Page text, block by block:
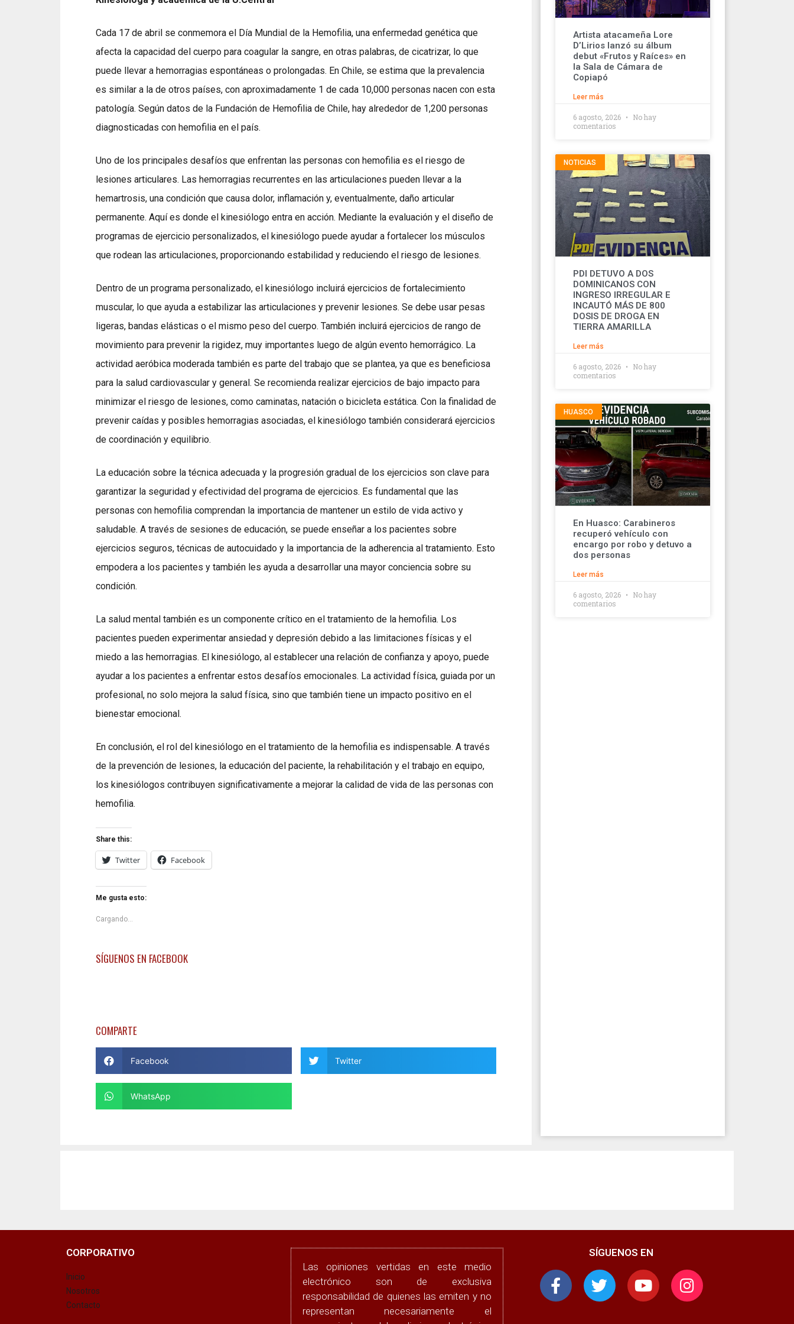
Cada 17 de abril se conmemora el Día Mundial de la Hemofilia, una enfermedad genética que
afecta la capacidad del cuerpo para coagular la sangre, en otras palabras, de cicatrizar, lo que
puede llevar a hemorragias espontáneas o prolongadas. En Chile, se estima que la prevalencia
es similar a la de otros países, con aproximadamente 1 de cada 10,000 personas nacen con esta
patología. Según datos de la Fundación de Hemofilia de Chile, hay alrededor de 1,200 personas
diagnosticadas con hemofilia en el país.
Uno de los principales desafíos que enfrentan las personas con hemofilia es el riesgo de
lesiones articulares. Las hemorragias recurrentes en las articulaciones pueden llevar a la
hemartrosis, una condición que causa dolor, inflamación y, eventualmente, daño articular
permanente. Aquí es donde el kinesiólogo entra en acción. Mediante la evaluación y el diseño de
programas de ejercicio personalizados, el kinesiólogo puede ayudar a fortalecer los músculos
que rodean las articulaciones, proporcionando estabilidad y reduciendo el riesgo de lesiones.
Dentro de un programa personalizado, el kinesiólogo incluirá ejercicios de fortalecimiento
muscular, lo que ayuda a estabilizar las articulaciones y prevenir lesiones. Se debe usar pesas
ligeras, bandas elásticas o el mismo peso del cuerpo. También incluirá ejercicios de rango de
movimiento para prevenir la rigidez, muy importantes luego de algún evento hemorrágico. La
actividad aeróbica moderada también es parte del trabajo que se plantea, ya que es beneficiosa
para la salud cardiovascular y general. Se recomienda realizar ejercicios de bajo impacto para
minimizar el riesgo de lesiones, como caminatas, natación o bicicleta estática. Con la finalidad de
prevenir caídas y posibles hemorragias asociadas, el kinesiólogo también considerará ejercicios
de coordinación y equilibrio.
La educación sobre la técnica adecuada y la progresión gradual de los ejercicios son clave para
garantizar la seguridad y efectividad del programa de ejercicios. Es fundamental que las
personas con hemofilia comprendan la importancia de mantener un estilo de vida activo y
saludable. A través de sesiones de educación, se puede enseñar a los pacientes sobre
ejercicios seguros, técnicas de autocuidado y la importancia de la adherencia al tratamiento. Esto
empodera a los pacientes y también les ayuda a desarrollar una mayor conciencia sobre su
condición.
La salud mental también es un componente crítico en el tratamiento de la hemofilia. Los
pacientes pueden experimentar ansiedad y depresión debido a las limitaciones físicas y el
miedo a las hemorragias. El kinesiólogo, al establecer una relación de confianza y apoyo, puede
ayudar a los pacientes a enfrentar estos desafíos emocionales. La actividad física, guiada por un
profesional, no solo mejora la salud física, sino que también tiene un impacto positivo en el
bienestar emocional.
En conclusión, el rol del kinesiólogo en el tratamiento de la hemofilia es indispensable. A través
de la prevención de lesiones, la educación del paciente, la rehabilitación y el trabajo en equipo,
los kinesiólogos contribuyen significativamente a mejorar la calidad de vida de las personas con
hemofilia.
Share this:
Twitter Facebook
Me gusta esto:
Cargando...
SÍGUENOS EN FACEBOOK
COMPARTE
Facebook Twitter
WhatsApp
Artista atacameña Lore
D’Lirios lanzó su álbum
debut «Frutos y Raíces» en
la Sala de Cámara de
Copiapó
Leer más
6 agosto, 2026
No hay
comentarios
NOTICIAS
PDI DETUVO A DOS
DOMINICANOS CON
INGRESO IRREGULAR E
INCAUTÓ MÁS DE 800
DOSIS DE DROGA EN
TIERRA AMARILLA
Leer más
6 agosto, 2026
No hay
comentarios
HUASCO
En Huasco: Carabineros
recuperó vehículo con
encargo por robo y detuvo a
dos personas
Leer más
6 agosto, 2026
No hay
comentarios
CORPORATIVO
Inicio
Nosotros
Contacto
Las opiniones vertidas en este medio
electrónico son de exclusiva
responsabilidad de quienes las emiten y no
representan necesariamente el
SÍGUENOS EN